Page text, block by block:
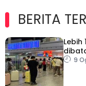
BERITA
Lebih
9